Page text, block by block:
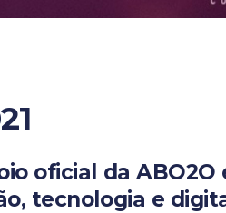
oficial da ABO2O
tecnologia e